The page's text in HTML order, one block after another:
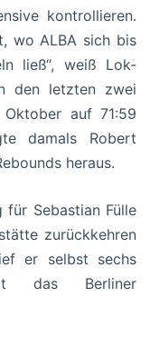
kontrollieren.
wo ALBA sich bis
ließ“, weiß Lok-
den letzten zwei
auf 71:59
damals Robert
heraus.
für Sebastian Fülle
zurückkehren
er selbst sechs
das Berliner